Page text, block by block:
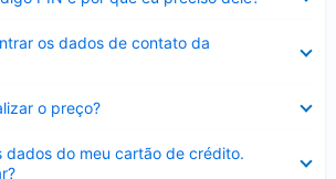
os dados de contato da
o preço?
dados do meu cartão de crédito.